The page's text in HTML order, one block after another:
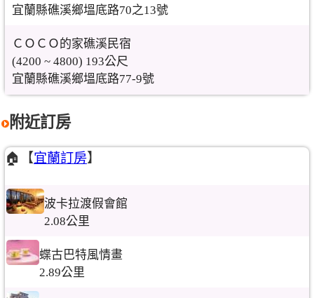
宜蘭縣礁溪鄉塭底路70之13號
ＣＯＣＯ的家礁溪民宿
(4200 ~ 4800) 193公尺
宜蘭縣礁溪鄉塭底路77-9號
附近訂房
🏠【宜蘭訂房】
波卡拉渡假會館
2.08公里
蝶古巴特風情畫
2.89公里